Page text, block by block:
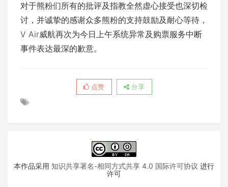
对于熊粉们所有的批评及指教全然虚心接受也深切检
讨，并诚挚的感谢众多熊粉的支持鼓励及耐心等待，
V Air威航再次为今日上午系统异常及购票服务中断
事件表达最深的歉意。
点赞 分享
本作品采用 知识共享署名-相同方式共享 4.0 国际许可协议 进行
许可